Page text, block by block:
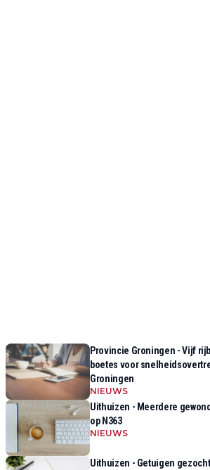
Provincie Groningen - Vijf
boetes voor
Groningen
NIEUWS
Uithuizen - Meerdere
op N363
NIEUWS
Uithuizen - Getuigen